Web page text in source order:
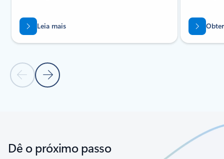
Slide AnteriorPróximo Slide
Leia mais
Dê o próximo passo